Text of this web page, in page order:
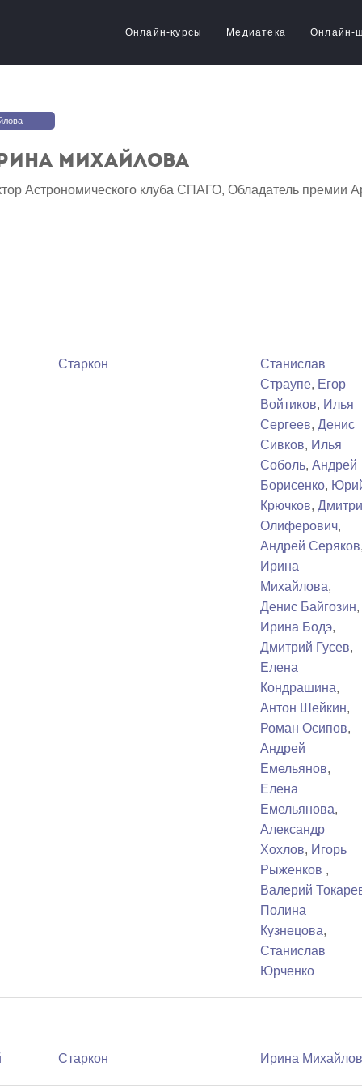
Онлайн-курсы Медиатека Онлайн-
Михайлова
Астрономического клуба СПАГО, Обладатель премии
Старкон
Станислав
Страупе, Егор
Войтиков, Илья
Сергеев,Денис
Сивков, Илья
Соболь,Андрей
Борисенко,
Крючков,
Олиферович,
Андрей Серяков,
Ирина
Михайлова,
Денис Байгозин,
Ирина Бодэ,
Дмитрий Гусев,
Елена
Кондрашина,
Антон Шейкин,
Роман Осипов,
Андрей
Емельянов,
Елена
Емельянова,
Александр
Хохлов, Игорь
Рыженков ,
Валерий
Полина
Кузнецова,
Станислав
Юрченко
Старкон Ирина